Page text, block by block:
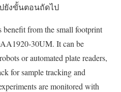
ยังขั้นตอนถัดไป
benefit from the small footprint
30UM. It can be
or automated plate readers,
for sample tracking and
are monitored with